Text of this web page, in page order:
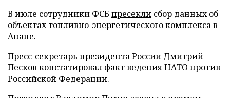
В июле сотрудники ФСБ пресекли сбор данных об
объектах топливно-энергетического комплекса в
Анапе.
Пресс-секретарь президента России Дмитрий
Песков констатировал факт ведения НАТО против
Российской Федерации.